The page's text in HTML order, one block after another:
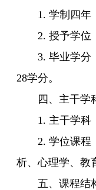
1. 学制四年
2. 授予学位
3. 毕业学分
28学分。
四、主干学
1. 主干学科
2. 学位课程
析、心理学、教
五、课程结